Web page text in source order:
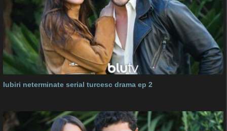
Iubiri neterminate serial turcesc drama ep 2